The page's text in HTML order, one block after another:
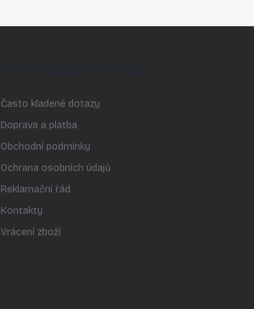
Často kladené dotazy
Doprava a platba
Obchodní podmínky
Ochrana osobních údajů
Reklamační řád
Kontakty
Vrácení zboží